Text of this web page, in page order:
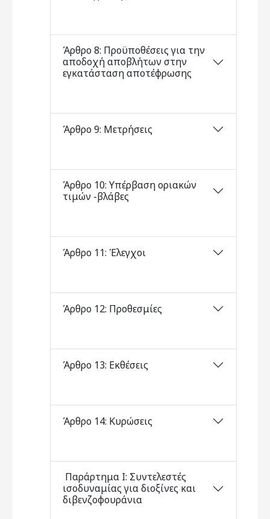
Άρθρο 8: Προϋποθέσεις για την
αποδοχή αποβλήτων στην
εγκατάσταση αποτέφρωσης
Άρθρο 9: Μετρήσεις
Άρθρο 10: Υπέρβαση οριακών
τιμών -βλάβες
Άρθρο 11: Έλεγχοι
Άρθρο 12: Προθεσμίες
Άρθρο 13: Εκθέσεις
Άρθρο 14: Κυρώσεις
Παράρτημα Ι: Συντελεστές
ισοδυναμίας για διοξίνες και
διβενζοφουράνια